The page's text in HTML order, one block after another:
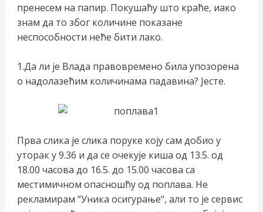
пренесем на папир. Покушаћу што краће, иако
знам да то због количине показане
неспособности неће бити лако.
1.Да ли је Влада правовремено била упозорена
о надолазећим количинама падавина? Јесте.
Прва слика је слика поруке коју сам добио у
уторак у 9.36 и да се очекује киша од 13.5. од
18.00 часова до 16.5. до 15.00 часова са
местимичном опасношћу од поплава. Не
рекламирам “Уника осигурање“, али то је сервис